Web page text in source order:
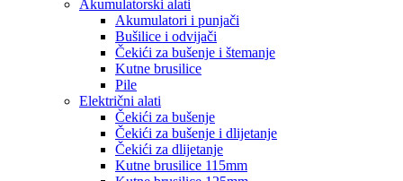
Akumulatorski alati
Akumulatori i punjači
Bušilice i odvijači
Čekići za bušenje i štemanje
Kutne brusilice
Pile
Električni alati
Čekići za bušenje
Čekići za bušenje i dlijetanje
Čekići za dlijetanje
Kutne brusilice 115mm